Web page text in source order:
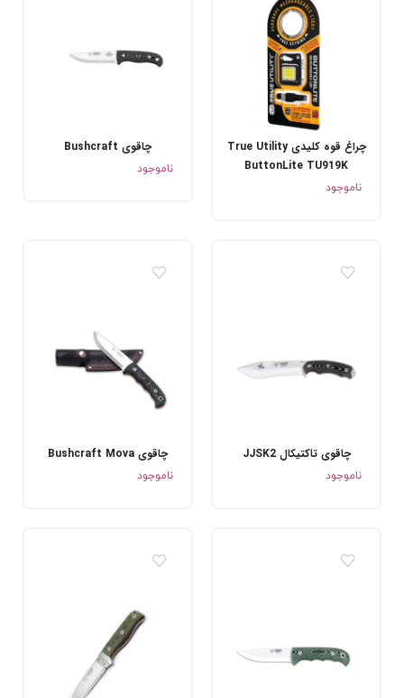
چراغ قوه کلیدی True Utility
ButtonLite TU919K
ناموجود
چاقوی Bushcraft
ناموجود
چاقوی تاکتیکال JJSK2
ناموجود
چاقوی Bushcraft Mova
ناموجود